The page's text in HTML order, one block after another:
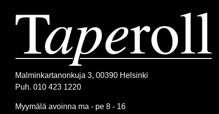
Malminkartanonkuja 3, 00390 Helsinki
Puh. 010 423 1220
Myymälä avoinna ma - pe 8 - 16